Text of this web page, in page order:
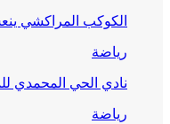
الكوكب المراكشي
رياضة
نادي الحي المحمدي
رياضة